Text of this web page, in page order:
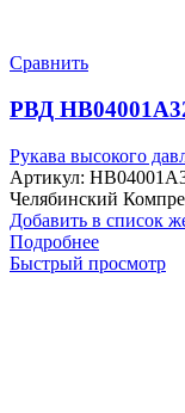
Сравнить
РВД
Рукава высокого
Артикул:
Челябинский
Добавить в список
Подробнее
Быстрый просмотр